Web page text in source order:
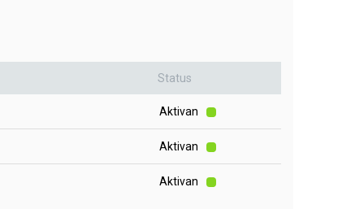
Status
Aktivan
Aktivan
Aktivan